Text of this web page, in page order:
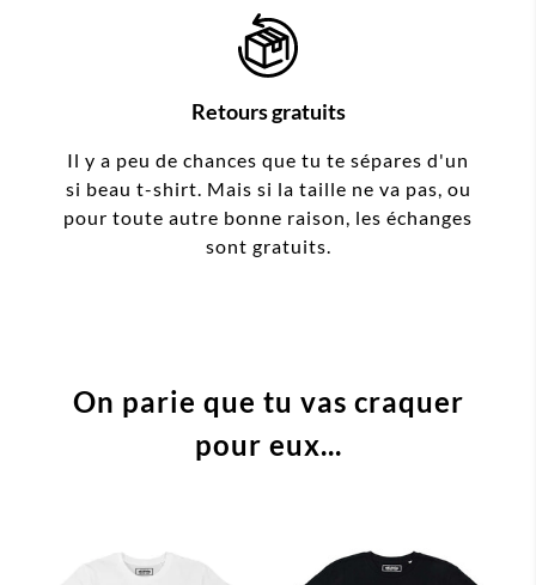
Retours gratuits
Il y a peu de chances que tu te sépares d'un
si beau t-shirt. Mais si la taille ne va pas, ou
pour toute autre bonne raison, les échanges
sont gratuits.
On parie que tu vas craquer
pour eux...